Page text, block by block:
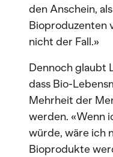
den Anschein,
Bioproduzenten
nicht der Fall.»
Dennoch glaubt
dass Bio-
Mehrheit der
werden. «Wenn
würde, wäre ich
Bioprodukte